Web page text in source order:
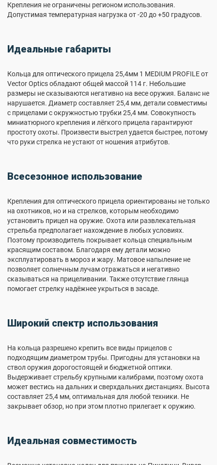
Крепления не ограничены регионом использования.
Допустимая температурная нагрузка от -20 до +50 градусов.
Идеальные габариты
Кольца для оптического прицела 25,4мм 1 MEDIUM PROFILE от
Vector Optics обладают общей массой 114 г. Небольшие
размеры не сказываются негативно на весе оружия. Баланс не
нарушается. Диаметр составляет 25,4 мм, детали совместимы
с прицелами с окружностью трубки 25,4 мм. Совокупность
миниатюрного крепления и лёгкого прицела гарантируют
простоту охоты. Произвести выстрел удается быстрее, потому
что руки стрелка не устают от ношения атрибутов.
Всесезонное использование
Крепления для оптического прицела ориентированы не только
на охотников, но и на стрелков, которым необходимо
установить прицел на оружие. Охота или развлекательная
стрельба предполагает нахождение в любых условиях.
Поэтому производитель покрывает кольца специальным
красящим составом. Благодаря ему детали можно
эксплуатировать в мороз и жару. Матовое напыление не
позволяет солнечным лучам отражаться и негативно
сказываться на прицеливании. Также отсутствие глянца
помогает стрелку надёжнее укрыться в засаде.
Широкий спектр использования
На кольца разрешено крепить все виды прицелов с
подходящим диаметром трубы. Пригодны для установки на
ствол оружия дорогостоящей и бюджетной оптики.
Выдерживает стрельбу крупными калибрами, поэтому охота
может вестись на дальних и сверхдальних дистанциях. Высота
составляет 25,4 мм, оптимальная для любой техники. Не
закрывает обзор, но при этом плотно прилегает к оружию.
Идеальная совместимость